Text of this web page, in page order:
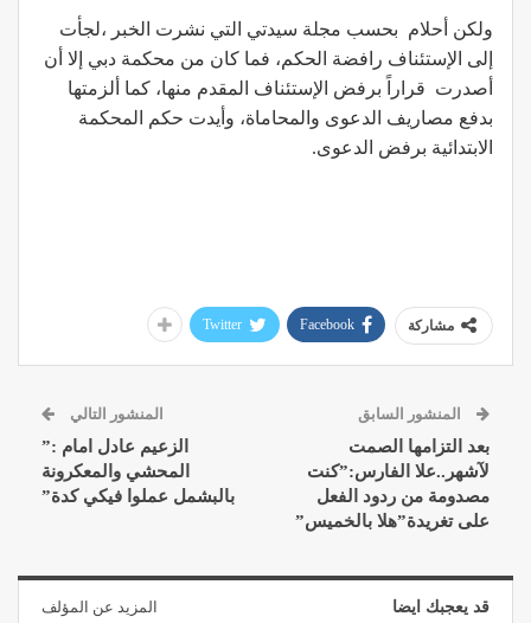
ولكن أحلام بحسب مجلة سيدتي التي نشرت الخبر ،لجأت
إلى الإستئناف رافضة الحكم، فما كان من محكمة دبي إلا أن
أصدرت قراراً برفض الإستئناف المقدم منها، كما ألزمتها
بدفع مصاريف الدعوى والمحاماة، وأيدت حكم المحكمة
الابتدائية برفض الدعوى.
مشاركة Facebook
Twitter
المنشور السابق
بعد التزامها الصمت
لآشهر..علا الفارس:”كنت
مصدومة من ردود الفعل
على تغريدة”هلا بالخميس”
المنشور التالي
الزعيم عادل امام :”
المحشي والمعكرونة
بالبشمل عملوا فيكي كدة”
قد يعجبك ايضا المزيد عن المؤلف